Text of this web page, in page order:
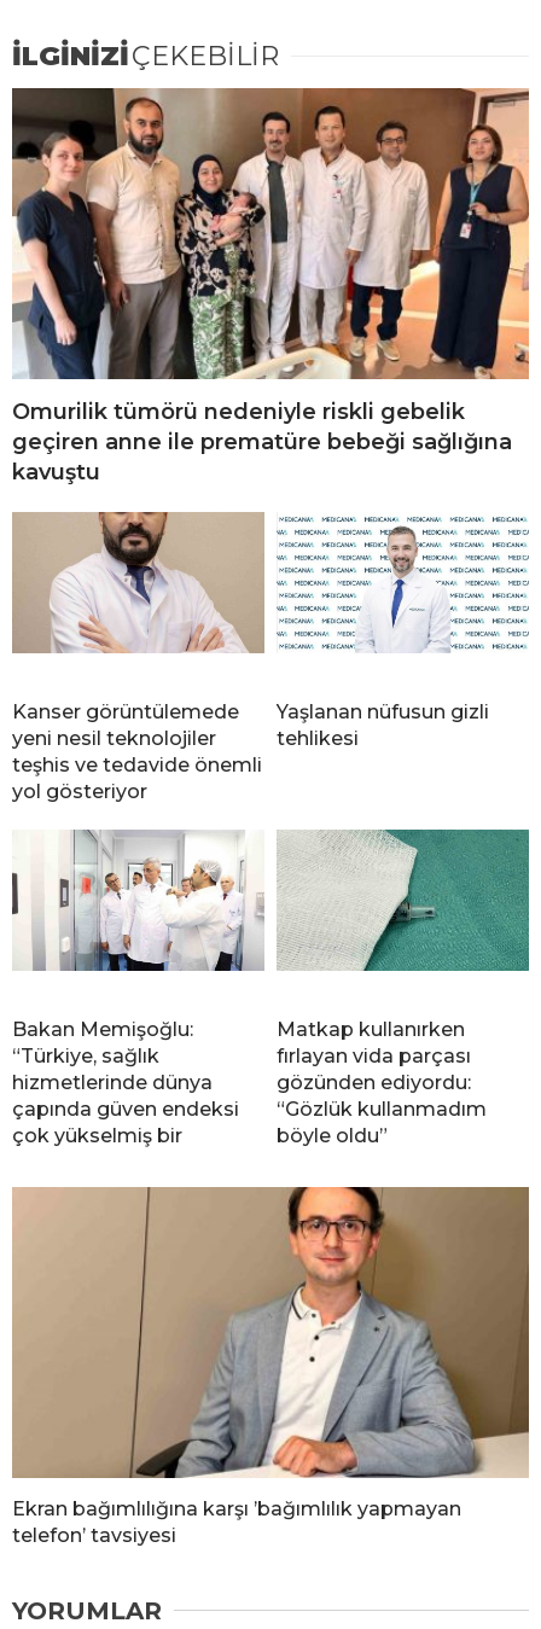
İLGİNİZİÇEKEBİLİR
Omurilik tümörü nedeniyle riskli gebelik
geçiren anne ile prematüre bebeği sağlığına
kavuştu
Kanser görüntülemede
yeni nesil teknolojiler
teşhis ve tedavide önemli
yol gösteriyor
Yaşlanan nüfusun gizli
tehlikesi
Bakan Memişoğlu:
“Türkiye, sağlık
hizmetlerinde dünya
çapında güven endeksi
çok yükselmiş bir
Matkap kullanırken
fırlayan vida parçası
gözünden ediyordu:
“Gözlük kullanmadım
böyle oldu”
Ekran bağımlılığına karşı ’bağımlılık yapmayan
telefon’ tavsiyesi
YORUMLAR